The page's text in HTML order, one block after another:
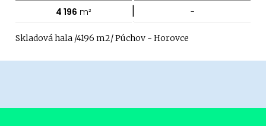
4 196 m² | -
Skladová hala /4196 m2/ Púchov - Horovce